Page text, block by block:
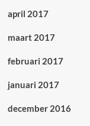
april 2017
maart 2017
februari 2017
januari 2017
december 2016